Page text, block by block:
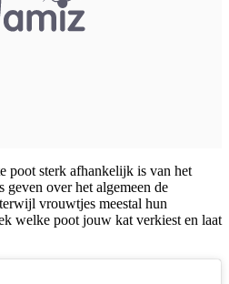
poot sterk afhankelijk is van het
geven over het algemeen de
vrouwtjes meestal hun
welke poot jouw kat verkiest en laat